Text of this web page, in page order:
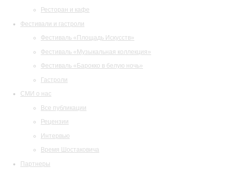
Ресторан и кафе
Фестивали и гастроли
Фестиваль «Площадь Искусств»
Фестиваль «Музыкальная коллекция»
Фестиваль «Барокко в белую ночь»
Гастроли
СМИ о нас
Все публикации
Рецензии
Интервью
Время Шостаковича
Партнеры